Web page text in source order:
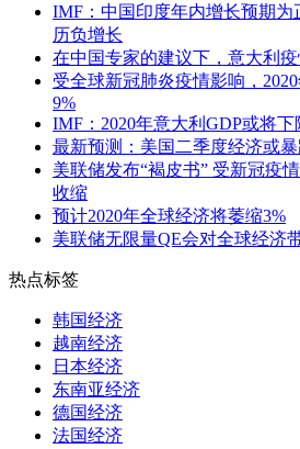
IMF：中国印度年内增长预期
历负增长
在中国专家的建议下，意大利
受全球新冠肺炎疫情影响，
9%
IMF：2020年意大利GDP或将下
最新预测：美国二季度经济或暴
美联储发布“褐皮书” 受新冠疫
收缩
预计2020年全球经济将萎缩3%
美联储无限量QE会对全球经济
热点标签
韩国经济
越南经济
日本经济
东南亚经济
德国经济
法国经济